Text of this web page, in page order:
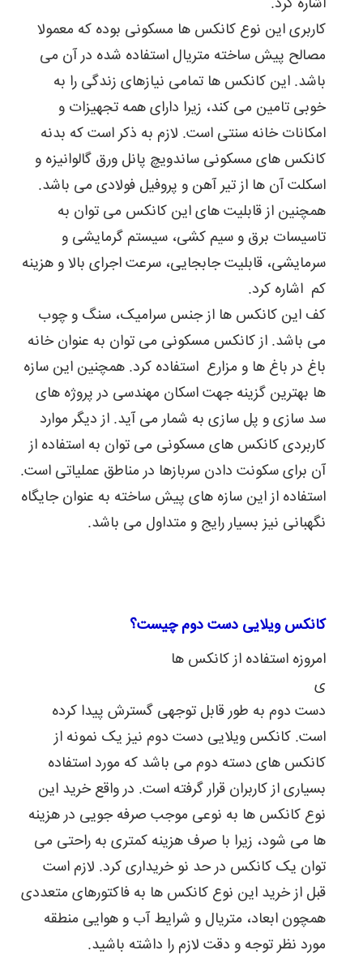
شمار
آیند.
بازسازی
با
به
راحتی
مشکلات
کانکس
خود
برطرف
نمود.
کاربری این نوع کانکس ها مسکونی بوده که معمولا
مصالح پیش ساخته متریال استفاده شده در آن می
باشد. این کانکس ها تمامی نیازهای زندگی را به
خوبی تامین می کند، زیرا دارای همه تجهیزات و
امکانات خانه سنتی است. لازم به ذکر است که بدنه
کانکس های مسکونی ساندویچ پانل ورق گالوانیزه و
اسکلت آن ها از تیر آهن و پروفیل فولادی می باشد.
همچنین از قابلیت های این کانکس می توان به
تاسیسات برق و سیم کشی، سیستم گرمایشی و
سرمایشی، قابلیت جابجایی، سرعت اجرای بالا و هزینه
کم اشاره کرد.
کف این کانکس ها از جنس سرامیک، سنگ و چوب
می باشد. از کانکس مسکونی می توان به عنوان خانه
باغ در باغ ها و مزارع استفاده کرد. همچنین این سازه
ها بهترین گزینه جهت اسکان مهندسی در پروژه های
سد سازی و پل سازی به شمار می آید. از دیگر موارد
کاربردی کانکس های مسکونی می توان به استفاده از
آن برای سکونت دادن سربازها در مناطق عملیاتی است.
استفاده از این سازه های پیش ساخته به عنوان جایگاه
نگهبانی نیز بسیار رایج و متداول می باشد.
کانکس ویلایی دست دوم چیست؟
امروزه استفاده از کانکس ها
ی
دست دوم به طور قابل توجهی گسترش پیدا کرده
است. کانکس ویلایی دست دوم نیز یک نمونه از
کانکس های دسته دوم می باشد که مورد استفاده
بسیاری از کاربران قرار گرفته است. در واقع خرید این
نوع کانکس ها به نوعی موجب صرفه جویی در هزینه
ها می شود، زیرا با صرف هزینه کمتری به راحتی می
توان یک کانکس در حد نو خریداری کرد. لازم است
قبل از خرید این نوع کانکس ها به فاکتورهای متعددی
همچون ابعاد، متریال و شرایط آب و هوایی منطقه
مورد نظر توجه و دقت لازم را داشته باشید.